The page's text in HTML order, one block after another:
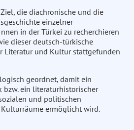
die diachronische und die
einzelner
in der Türkei zu recherchieren
dieser deutsch-türkische
Literatur und Kultur stattgefunden
geordnet, damit ein
ein literaturhistorischer
und politischen
ermöglicht wird.